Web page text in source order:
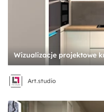
Art.studio